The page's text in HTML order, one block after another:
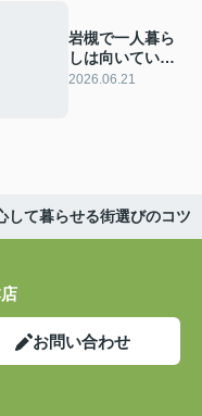
岩槻で一人暮ら
しは向いている
理由は？住みや
2026.06.21
して暮らせる街選びのコツ
お問い合わせ